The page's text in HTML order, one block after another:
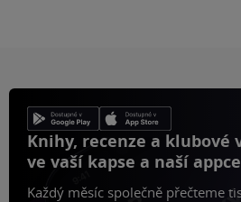
Knihy, recenze a klubové
ve vaší kapse a naší
Každý měsíc společně přečteme